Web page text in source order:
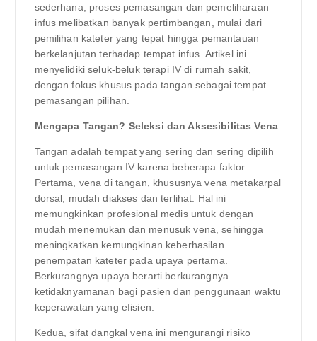
sederhana, proses pemasangan dan pemeliharaan
infus melibatkan banyak pertimbangan, mulai dari
pemilihan kateter yang tepat hingga pemantauan
berkelanjutan terhadap tempat infus. Artikel ini
menyelidiki seluk-beluk terapi IV di rumah sakit,
dengan fokus khusus pada tangan sebagai tempat
pemasangan pilihan.
Mengapa Tangan? Seleksi dan Aksesibilitas Vena
Tangan adalah tempat yang sering dan sering dipilih
untuk pemasangan IV karena beberapa faktor.
Pertama, vena di tangan, khususnya vena metakarpal
dorsal, mudah diakses dan terlihat. Hal ini
memungkinkan profesional medis untuk dengan
mudah menemukan dan menusuk vena, sehingga
meningkatkan kemungkinan keberhasilan
penempatan kateter pada upaya pertama.
Berkurangnya upaya berarti berkurangnya
ketidaknyamanan bagi pasien dan penggunaan waktu
keperawatan yang efisien.
Kedua, sifat dangkal vena ini mengurangi risiko